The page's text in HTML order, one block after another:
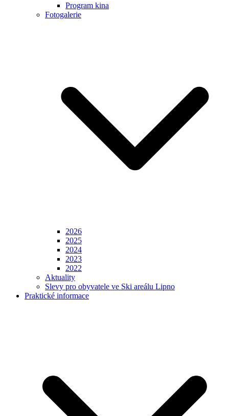
Program kina
Fotogalerie
2026
2025
2024
2023
2022
Aktuality
Slevy pro obyvatele ve Ski areálu Lipno
Praktické informace